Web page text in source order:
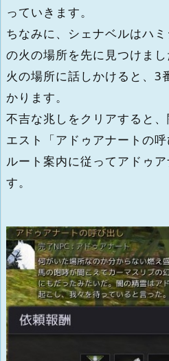
っていきます。
ちなみに、シェナベルはハ
の火の場所を先に見つけまし
火の場所に話しかけると、3
かります。
不吉な兆しをクリアすると
エスト「アドゥアナートの呼
ルート案内に従ってアドゥ
す。